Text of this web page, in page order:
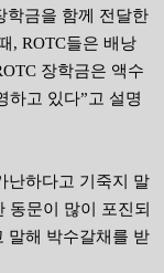
학금을 함께 전달한
, ROTC들은 배낭
장학금은 액수
하고 있다”고 설명
난하다고 기죽지 말
동문이 많이 포진되
말해 박수갈채를 받